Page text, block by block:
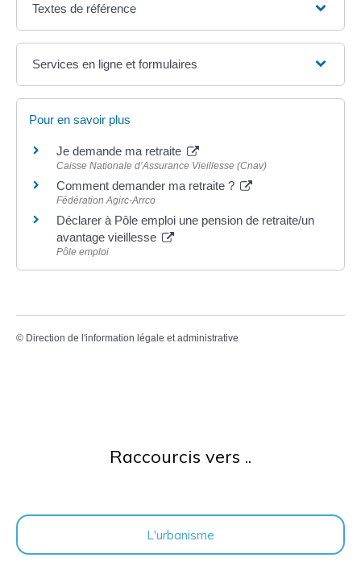
Textes de référence
Services en ligne et formulaires
Pour en savoir plus
Je demande ma retraite
Caisse Nationale d’Assurance Vieillesse (Cnav)
Comment demander ma retraite ?
Fédération Agirc-Arrco
Déclarer à Pôle emploi une pension de retraite/un
avantage vieillesse
Pôle emploi
© Direction de l'information légale et administrative
Raccourcis vers ..
L'urbanisme